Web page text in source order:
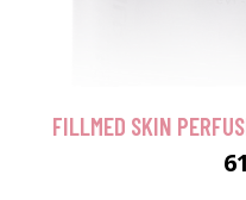
FILLMED SKIN